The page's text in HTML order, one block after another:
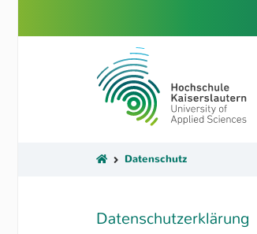
University of
You are here:
Datenschutz
Datenschutzerklärung